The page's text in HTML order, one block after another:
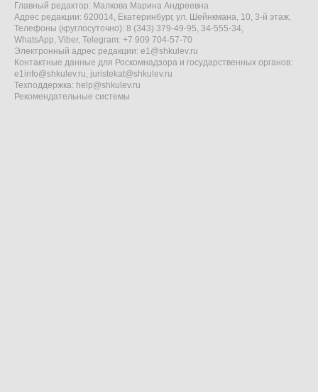
Главный редактор: Малкова Марина Андреевна
Адрес редакции: 620014, Екатеринбург, ул. Шейнкмана, 10, 3-й этаж,
Телефоны (круглосуточно): 8 (343) 379-49-95, 34-555-34,
WhatsApp, Viber, Telegram: +7 909 704-57-70
Электронный адрес редакции: e1@shkulev.ru
Контактные данные для Роскомнадзора и государственных органов:
e1info@shkulev.ru, juristekat@shkulev.ru
Техподдержка: help@shkulev.ru
Рекомендательные системы